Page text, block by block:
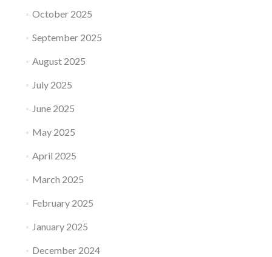
October 2025
September 2025
August 2025
July 2025
June 2025
May 2025
April 2025
March 2025
February 2025
January 2025
December 2024